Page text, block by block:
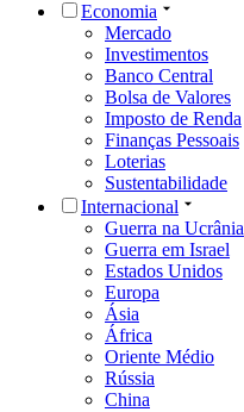
Economia
Mercado
Investimentos
Banco Central
Bolsa de Valores
Imposto de Renda
Finanças Pessoais
Loterias
Sustentabilidade
Internacional
Guerra na Ucrânia
Guerra em Israel
Estados Unidos
Europa
Ásia
África
Oriente Médio
Rússia
China